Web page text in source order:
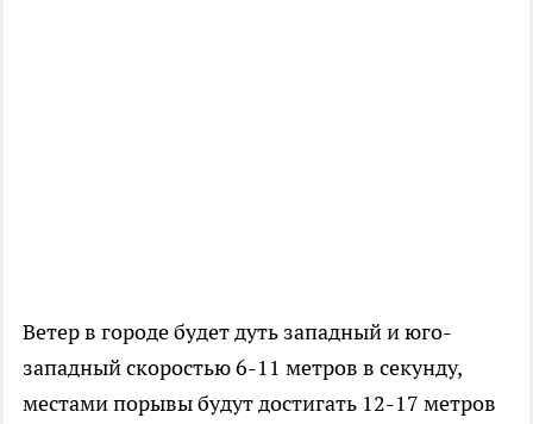
Ветер в городе будет дуть западный и юго-
западный скоростью 6-11 метров в секунду,
местами порывы будут достигать 12-17 метров